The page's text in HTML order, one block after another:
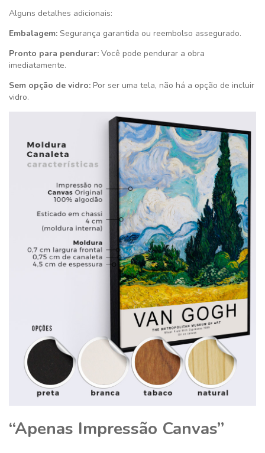
Alguns detalhes adicionais:
Embalagem: Segurança garantida ou reembolso assegurado.
Pronto para pendurar: Você pode pendurar a obra
imediatamente.
Sem opção de vidro: Por ser uma tela, não há a opção de incluir
vidro.
“Apenas Impressão Canvas”